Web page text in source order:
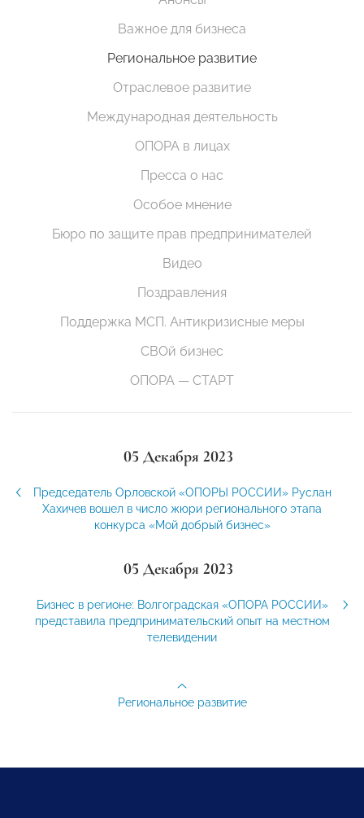
Важное для бизнеса
Региональное развитие
Отраслевое развитие
Международная деятельность
ОПОРА в лицах
Пресса о нас
Особое мнение
Бюро по защите прав предпринимателей
Видео
Поздравления
Поддержка МСП. Антикризисные меры
СВОй бизнес
ОПОРА — СТАРТ
05 Декабря 2023
Председатель Орловской «ОПОРЫ РОССИИ» Руслан
Хахичев вошел в число жюри регионального этапа
конкурса «Мой добрый бизнес»
05 Декабря 2023
Бизнес в регионе: Волгоградская «ОПОРА РОССИИ»
представила предпринимательский опыт на местном
телевидении
Региональное развитие